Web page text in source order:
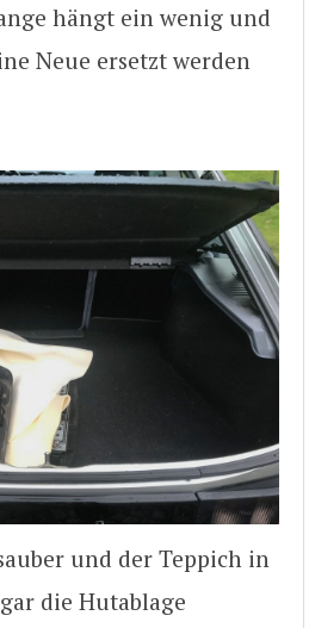
hängt ein wenig und
Neue ersetzt werden
und der Teppich in
die Hutablage